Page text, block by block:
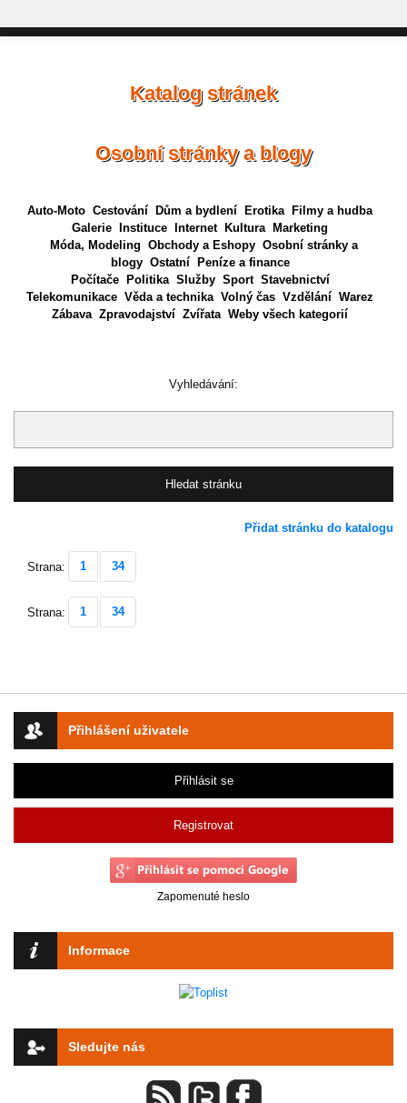
Přihlášení uživatele
Přihlásit se
Registrovat
Zapomenuté heslo
Informace
Sledujte nás
Katalog stránek
Osobní stránky a blogy
Auto-Moto Cestování Dům a bydlení Erotika
Filmy a hudba
Galerie
Instituce Internet Kultura
Marketing
Móda, Modeling Obchody a Eshopy Osobní stránky a
blogy Ostatní
Peníze a finance
Počítače
Politika Služby Sport Stavebnictví
Telekomunikace Věda a technika Volný čas Vzdělání Warez
Zábava Zpravodajství Zvířata Weby všech kategorií
Vyhledávání:
Přidat stránku do katalogu
Strana: 1 34
Strana: 1 34